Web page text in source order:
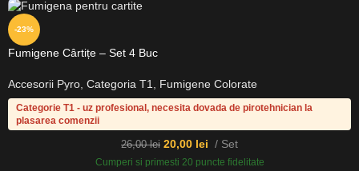
-23%
Fumigene Cârtițe – Set 4 Buc
Accesorii Pyro Categoria T1 Fumigene Colorate
Categorie T1 - uz profesional, necesita dovada de pirotehnician la
plasarea comenzii
26,00lei 20,00 lei Set
Cumperi si primesti 20 puncte fidelitate